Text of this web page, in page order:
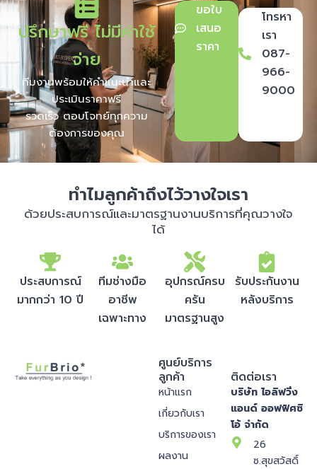
ปรึกษาฟรี ไม่มีค่าใช้
จ่าย
ทีมงานพร้อมให้คำแนะนำและ
ประเมินราคาฟรี
รวดเร็ว ตอบโจทย์ทุกความ
ต้องการของคุณ
ขอใบ
เสนอ
ราคา
โทรหา
เรา
087-
966-
9000
ทำไมลูกค้าถึงไว้วางใจเรา
ด้วยประสบการณ์และมาตรฐานงานบริการที่คุณวางใจ
ได้
ประสบการณ์
มากกว่า 10 ปี
ทีมช่างมือ
อาชีพ
เฉพาะทาง
อุปกรณ์ครบ
ครัน
มาตรฐานสูง
รับประกันงาน
หลังบริการ
ศูนย์บริการ
ลูกค้า
หน้าแรก
เกี่ยวกับเรา
บริการของเรา
ผลงาน
ติดต่อเรา
บริษัท ไอลิฟวิ่ง
แอนด์ ออฟฟิศซิ
โอ้ จำกัด
26
ซ.สุขสวัสดิ์